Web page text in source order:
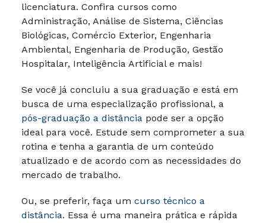
licenciatura. Confira cursos como
Administração, Análise de Sistema, Ciências
Biológicas, Comércio Exterior, Engenharia
Ambiental, Engenharia de Produção, Gestão
Hospitalar, Inteligência Artificial e mais!
Se você já concluiu a sua graduação e está em
busca de uma especialização profissional, a
pós-graduação a distância pode ser a opção
ideal para você. Estude sem comprometer a sua
rotina e tenha a garantia de um conteúdo
atualizado e de acordo com as necessidades do
mercado de trabalho.
Ou, se preferir, faça um curso técnico a
distância. Essa é uma maneira prática e rápida